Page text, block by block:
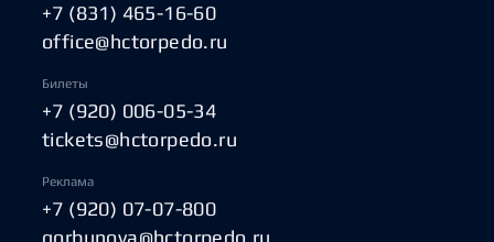
+7 (831) 465-16-60
office@hctorpedo.ru
Билеты
+7 (920) 006-05-34
tickets@hctorpedo.ru
Реклама
+7 (920) 07-07-800
gorbunova@hctorpedo.ru